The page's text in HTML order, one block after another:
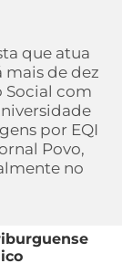
que atua
de dez
Social com
por EQI
Povo,
no